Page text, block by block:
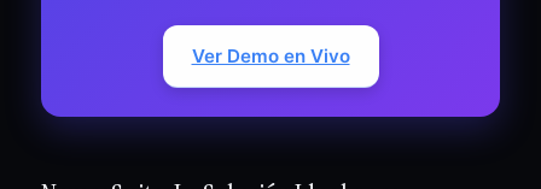
Ver Demo en Vivo